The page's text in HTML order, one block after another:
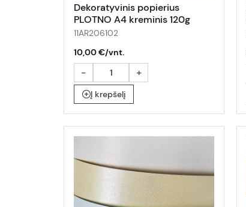
Dekoratyvinis popierius
PLOTNO A4 kreminis 120g
50lap
11AR206102
10,00 €/vnt.
- +
Į krepšelį